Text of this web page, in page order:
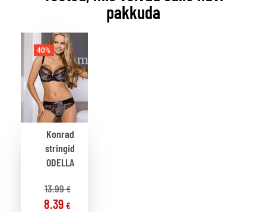
pakkuda
40%
Konrad
stringid
ODELLA
13.99€
8.39€